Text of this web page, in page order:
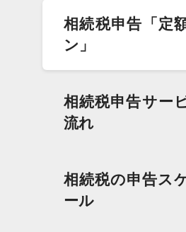
相続税申告「定
ン」
相続税申告サー
流れ
相続税の申告ス
ール